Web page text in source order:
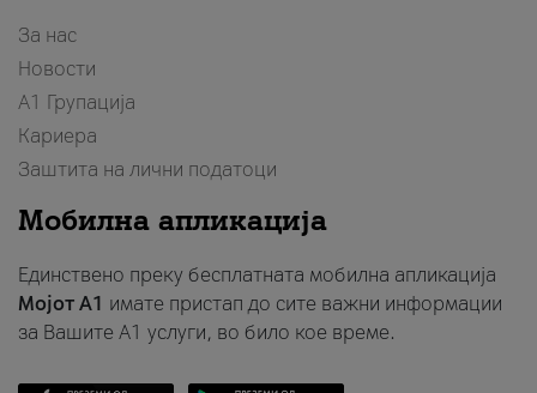
За нас
Новости
А1 Групација
Кариера
Заштита на лични податоци
Мобилна апликација
Единствено преку бесплатната мобилна апликација
Мојот A1 имате пристап до сите важни информации
за Вашите A1 услуги, во било кое време.